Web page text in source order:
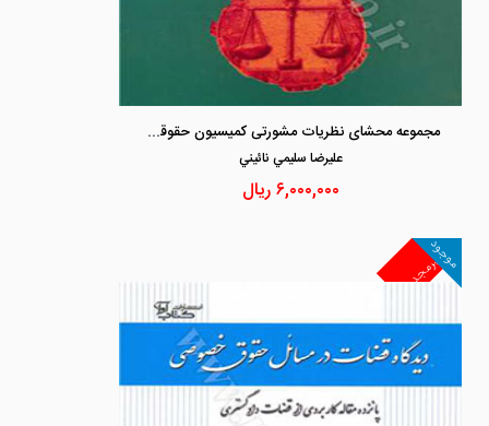
مجموعه محشای نظریات مشورتی کمیسیون حقوقی کانون سردفتران و دفتریاران
عليرضا سليمي نائيني
۶,۰۰۰,۰۰۰ریال
غیرمجد
موجود